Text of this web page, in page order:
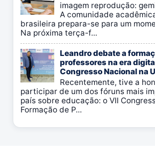
imagem reprodução:
A comunidade
brasileira prepara-se para um
Na próxima terça-f...
Leandro debate a
professores na era
Congresso Nacional na
Recentemente, tive a
participar de um dos fóruns mais
país sobre educação: o VII
Formação de P...